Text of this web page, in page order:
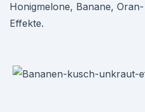
Honigmelone, Banane,
Effekte.